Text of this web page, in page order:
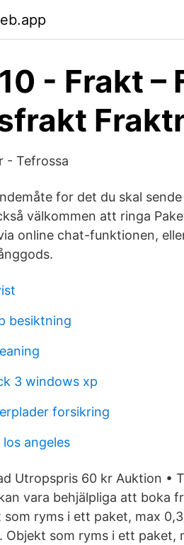
- Frakt –
- Tefrossa
for det du skal
välkommen att ringa
online chat-funktionen,
besiktning
3 windows xp
forsikring
angeles
Utropspris 60 kr Auktion •
vara behjälpliga att boka
som ryms i ett paket, max
Objekt som ryms i ett